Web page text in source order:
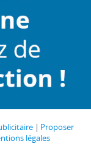
Proposer
légales